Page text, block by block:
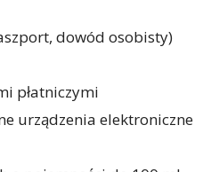
dowód osobisty)
płatniczymi
urządzenia elektroniczne